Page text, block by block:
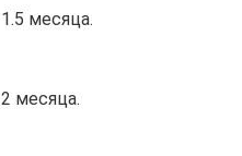
1.5 месяца.
2 месяца.